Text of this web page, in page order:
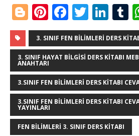
Bl
o
g
g
e
r
Pi
n
te
r
e
st
F
a
c
e
b
o
o
k
T
w
it
te
r
Li
n
k
e
dI
n
T
u
r
3. SINIF FEN BILIMLERI DERS
3. SINIF HAYAT BILGISI DERS KITABI
ANAHTARI
3.SINIF FEN BILIMLERI DERS KITABI
3.SINIF FEN BILIMLERI DERS KITABI
YAYINLARI
FEN BILIMLERI 3. SINIF DERS KITABI